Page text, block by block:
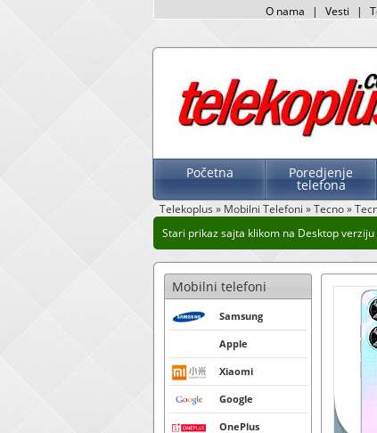
O nama | Vesti |
Početna Poredjenje
telefona
Telekoplus» Mobilni Telefoni »Tecno»
Stari prikaz sajta klikom na Desktop verziju
Mobilni telefoni
Samsung
Apple
Xiaomi
Google
OnePlus